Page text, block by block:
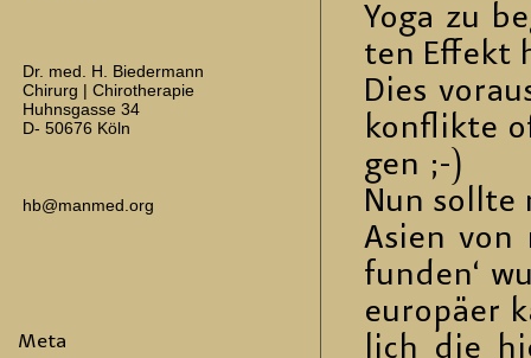
Dr. med. H. Biedermann
Chirurg | Chirotherapie
Huhnsgasse 34
D- 50676 Köln
hb@manmed.org
Meta
Yoga zu
ten Ef­fekt
Dies
kon­flik­te
gen ;-)
Nun soll­te
Asien von
fun­den‘
eu­ro­pä­er
lich die